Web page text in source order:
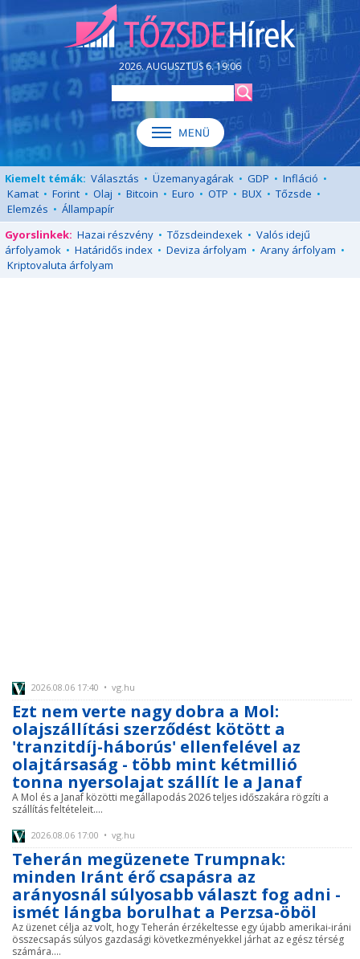
2026. AUGUSZTUS 6. 19:06
Kiemelt témák: Választás • Üzemanyagárak • GDP • Infláció •
Kamat • Forint • Olaj • Bitcoin • Euro • OTP • BUX • Tőzsde •
Elemzés • Állampapír
Gyorslinkek: Hazai részvény • Tőzsdeindexek • Valós idejű
árfolyamok • Határidős index • Deviza árfolyam • Arany árfolyam •
Kriptovaluta árfolyam
2026.08.06 17:40 • vg.hu
Ezt nem verte nagy dobra a Mol:
olajszállítási szerződést kötött a
'tranzitdíj-háborús' ellenfelével az
olajtársaság - több mint kétmillió
tonna nyersolajat szállít le a Janaf
A Mol és a Janaf közötti megállapodás 2026 teljes időszakára rögzíti a
szállítás feltételeit....
2026.08.06 17:00 • vg.hu
Teherán megüzenete Trumpnak:
minden Iránt érő csapásra az
arányosnál súlyosabb választ fog adni -
ismét lángba borulhat a Perzsa-öböl
Az üzenet célja az volt, hogy Teherán érzékeltesse egy újabb amerikai-iráni
összecsapás súlyos gazdasági következményekkel járhat az egész térség
számára....